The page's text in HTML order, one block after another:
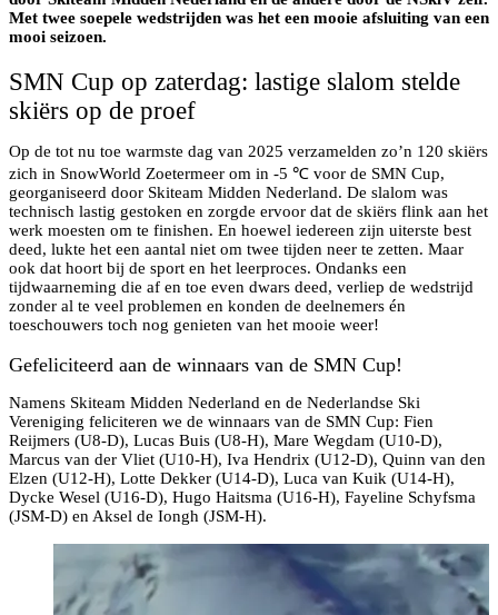
Met twee soepele wedstrijden was het een mooie afsluiting van een
mooi seizoen.
SMN Cup op zaterdag: lastige slalom stelde
skiërs op de proef
Op de tot nu toe warmste dag van 2025 verzamelden zo’n 120 skiërs
zich in SnowWorld Zoetermeer om in -5 ℃ voor de SMN Cup,
georganiseerd door Skiteam Midden Nederland. De slalom was
technisch lastig gestoken en zorgde ervoor dat de skiërs flink aan het
werk moesten om te finishen. En hoewel iedereen zijn uiterste best
deed, lukte het een aantal niet om twee tijden neer te zetten. Maar
ook dat hoort bij de sport en het leerproces. Ondanks een
tijdwaarneming die af en toe even dwars deed, verliep de wedstrijd
zonder al te veel problemen en konden de deelnemers én
toeschouwers toch nog genieten van het mooie weer!
Gefeliciteerd aan de winnaars van de SMN Cup!
Namens Skiteam Midden Nederland en de Nederlandse Ski
Vereniging feliciteren we de winnaars van de SMN Cup: Fien
Reijmers (U8-D), Lucas Buis (U8-H), Mare Wegdam (U10-D),
Marcus van der Vliet (U10-H), Iva Hendrix (U12-D), Quinn van den
Elzen (U12-H), Lotte Dekker (U14-D), Luca van Kuik (U14-H),
Dycke Wesel (U16-D), Hugo Haitsma (U16-H), Fayeline Schyfsma
(JSM-D) en Aksel de Iongh (JSM-H).